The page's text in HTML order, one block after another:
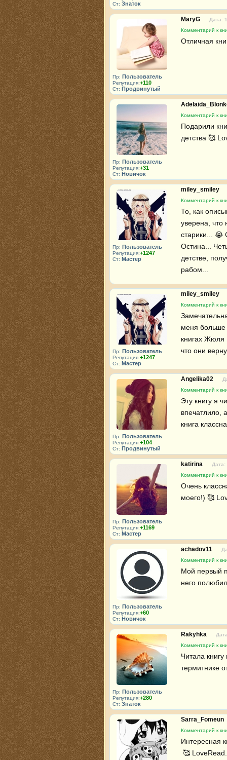
Ст: Знаток
Пр: Пользователь
Репутация:+110
Ст: Продвинутый
MaryG
Дата:
Комментарий к
Отличная
Пр: Пользователь
Репутация:+31
Ст: Новичок
Комментарий к
Подарили
детства 🥰
Пр: Пользователь
Репутация:+1247
Ст: Мастер
miley_smiley
Комментарий к
То, как
уверена,
старики... 😭
Остина...
детстве,
рабом...
Пр: Пользователь
Репутация:+1247
Ст: Мастер
miley_smiley
Комментарий к
меня больше
книгах Жюля
что они
Пр: Пользователь
Репутация:+104
Ст: Продвинутый
Angelika02
Комментарий к
Эту книгу я
впечатлило,
книга
Пр: Пользователь
Репутация:+1169
Ст: Мастер
katirina
Дата:
Комментарий к
Очень
моего!) 🥰
Пр: Пользователь
Репутация:+60
Ст: Новичок
achadov11
Комментарий к
Мой первый
него
Пр: Пользователь
Репутация:+280
Ст: Знаток
Rakyhka
Комментарий к
Читала
термитнике
Sarra_Fomeun
Комментарий к
Интересная
🥰